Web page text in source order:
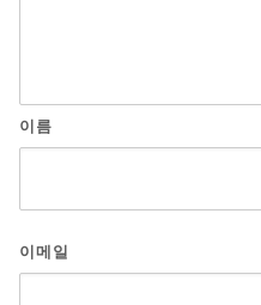
이름
이메일